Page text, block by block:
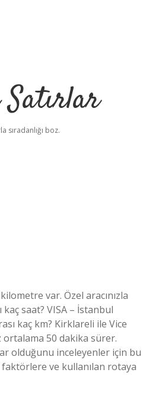
sıradanlığı boz.
var. Özel aracınızla
saat? VISA – İstanbul
kaç km? Kirklareli ile Vice
ortalama 50 dakika sürer.
olduğunu inceleyenler için bu
ve kullanılan rotaya